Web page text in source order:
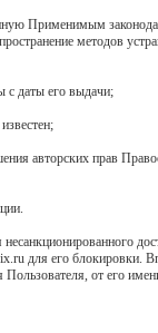
Применимым
методов
с даты его выдачи;
авторских прав
для его блокировки.
от его